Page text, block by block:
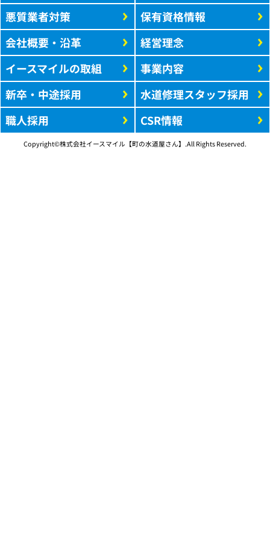
悪質業者対策
会社概要・沿革
イースマイルの取組
新卒・中途採用
職人採用
保有資格情報
経営理念
事業内容
水道修理スタッフ採用
CSR情報
Copyright©株式会社イースマイル【町の水道屋さん】.All Rights Reserved.